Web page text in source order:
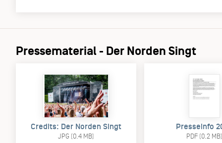
Pressematerial - Der Norden Singt
Credits: Der Norden Singt
JPG (0.4 MB)
Presseinfo
PDF (0.2 MB)